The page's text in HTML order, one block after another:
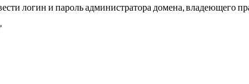
логин и пароль администратора домена, владеющего